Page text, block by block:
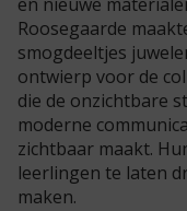
Roosegaarde
smogdeeltjes
ontwierp voor de
die de onzichtbare
moderne
zichtbaar maakt.
leerlingen te laten
maken.